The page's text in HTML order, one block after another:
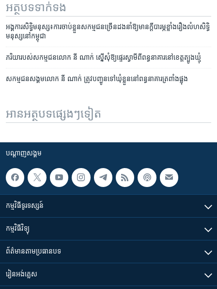
អត្ថបទ​ទាក់ទង
អង្គការ​សិទ្ធិ​មនុស្ស៖ការ​ចាប់​ខ្លួន​សកម្មជន​ច្រើនដង​នាំឱ្យមាន​ក្តីបារម្ភ​ខ្លាំង​រឿង​លំហ​សិទ្ធិ​
មនុស្ស​នៅ​កម្ពុជា
ភរិយា​របស់​សកម្មជន​លោក នី ណាក់ ស្នើ​សុំ​ឱ្យ​ផ្ទេរ​ស្វាមី​ពី​ពន្ធនាគារ​នៅ​ខេត្ត​ត្បូងឃ្មុំ
សកម្មជន​សង្គម​លោក នី ណាក់ ត្រូវ​បញ្ជូន​ទៅ​ឃុំ​ខ្លួន​នៅ​ពន្ធនាគារ​ត្រពាំង​ផ្លុង
អានអត្ថបទផ្សេងៗទៀត
បណ្តាញ​សង្គម
កម្មវិធី​ទូរទស្សន៍
កម្មវិធី​វិទ្យុ
ព័ត៌មាន​តាមប្រធានបទ​
រៀន​​អង់គ្លេស